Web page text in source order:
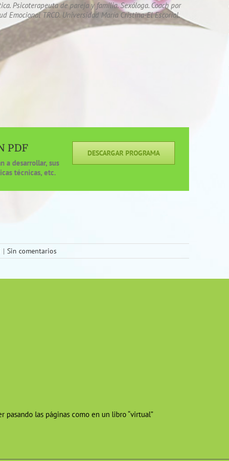
Psicoterapeuta de pareja y familia. Sexóloga. Coach por
Emocional TRCD. Universidad María Cristina-El Escorial.
DESCARGAR PROGRAMA
PDF
a desarrollar, sus
técnicas, etc.
| Sin comentarios
las páginas como en un libro “virtual”